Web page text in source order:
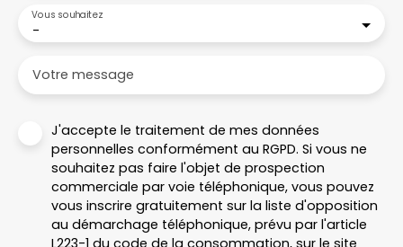
-
Vous souhaitez
Votre message
J'accepte le traitement de mes données
personnelles conformément au RGPD. Si vous ne
souhaitez pas faire l'objet de prospection
commerciale par voie téléphonique, vous pouvez
vous inscrire gratuitement sur la liste d'opposition
au démarchage téléphonique, prévu par l'article